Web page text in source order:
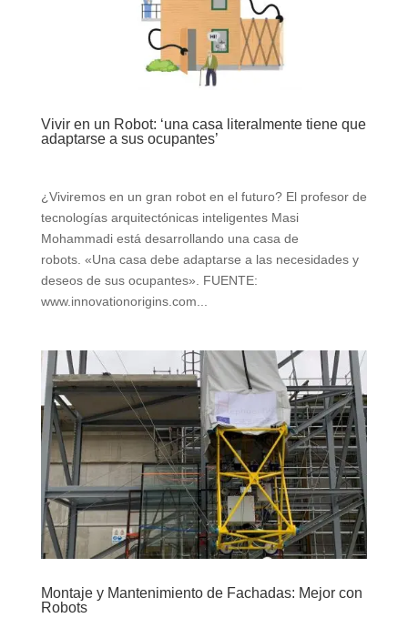
Vivir en un Robot: ‘una casa literalmente tiene que
adaptarse a sus ocupantes’
¿Viviremos en un gran robot en el futuro? El profesor de
tecnologías arquitectónicas inteligentes Masi
Mohammadi está desarrollando una casa de
robots. «Una casa debe adaptarse a las necesidades y
deseos de sus ocupantes». FUENTE:
www.innovationorigins.com...
Montaje y Mantenimiento de Fachadas: Mejor con
Robots